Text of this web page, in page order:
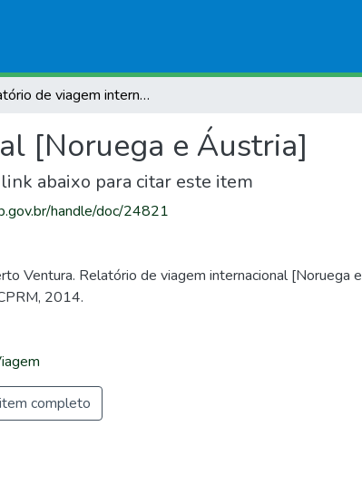
Relatório de viagem internacional [Noruega e Áustria]
[Noruega e Áustria]
abaixo para citar este item
handle/doc/24821
Ventura. Relatório de viagem internacional [Noruega e
2014.
completo